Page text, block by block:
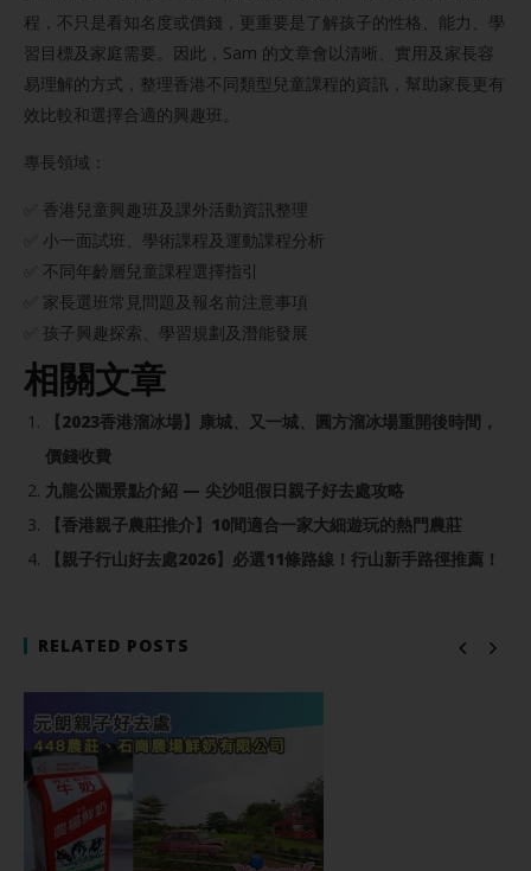
程，不只是看知名度或價錢，更重要是了解孩子的性格、能力、學
習目標及家庭需要。因此，Sam 的文章會以清晰、實用及家長容
易理解的方式，整理香港不同類型兒童課程的資訊，幫助家長更有
效比較和選擇合適的興趣班。
專長領域：
✅ 香港兒童興趣班及課外活動資訊整理
✅ 小一面試班、學術課程及運動課程分析
✅ 不同年齡層兒童課程選擇指引
✅ 家長選班常見問題及報名前注意事項
✅ 孩子興趣探索、學習規劃及潛能發展
相關文章
【2023香港溜冰場】康城、又一城、圓方溜冰場重開後時間，
價錢收費
九龍公園景點介紹 — 尖沙咀假日親子好去處攻略
【香港親子農莊推介】10間適合一家大細遊玩的熱門農莊
【親子行山好去處2026】必選11條路線！行山新手路徑推薦！
RELATED POSTS